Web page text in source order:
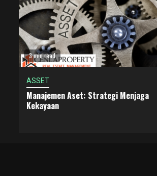
3 min read
ASSET
Manajemen Aset: Strategi Menjaga
Kekayaan